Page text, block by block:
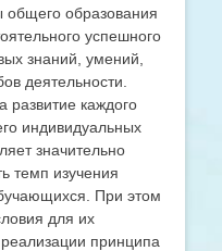
общего образования
успешного
знаний, умений,
деятельности.
развитие каждого
индивидуальных
значительно
темп изучения
При этом
для их
принципа